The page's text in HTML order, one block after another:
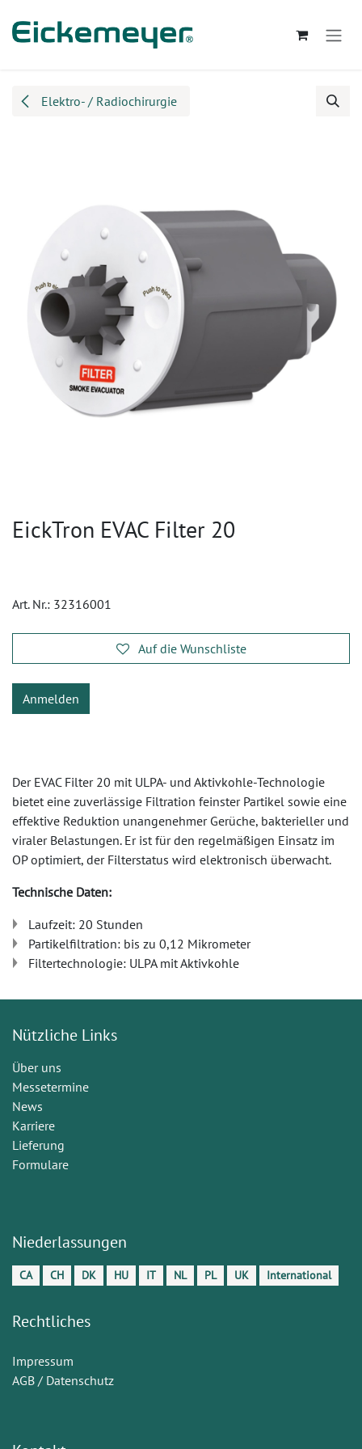
Elektro- / Radiochirurgie
EickTron EVAC Filter 20
Art. Nr.: 32316001
Auf die Wunschliste
Anmelden
Der EVAC Filter 20 mit ULPA- und Aktivkohle-Technologie
bietet eine zuverlässige Filtration feinster Partikel sowie eine
effektive Reduktion unangenehmer Gerüche, bakterieller und
viraler Belastungen. Er ist für den regelmäßigen Einsatz im
OP optimiert, der Filterstatus wird elektronisch überwacht.
Technische Daten:
Laufzeit: 20 Stunden
Partikelfiltration: bis zu 0,12 Mikrometer
Filtertechnologie: ULPA mit Aktivkohle
Nützliche Links
Über uns
Messetermine
News
Karriere
Lieferung
Formulare
Niederlassungen
CA CH DK HU IT NL PL UK International
Rechtliches
Impressum
AGB / Datenschutz